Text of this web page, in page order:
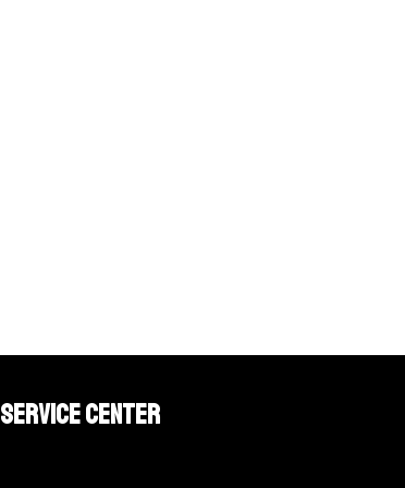
Service Center